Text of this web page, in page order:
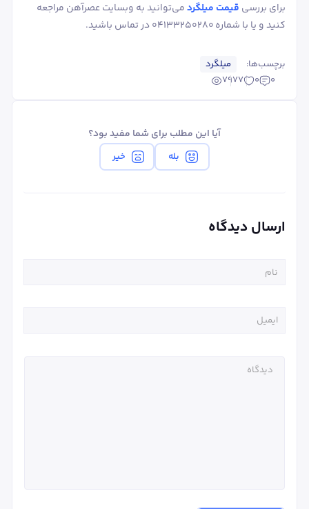
برای بررسی قیمت میلگردمی‌توانید به وبسایت عصرآهن مراجعه
کنید و یا با شماره 04133250280 در تماس باشید.
برچسب‌ها:
میلگرد
0
0
7977
آیا این مطلب برای شما مفید بود؟
بله خیر
ارسال دیدگاه